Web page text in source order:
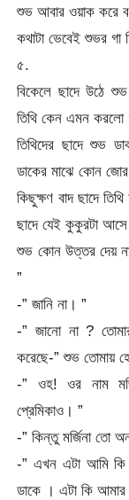
শুভ আবার ওয়াক করে
কথাটা ভেবেই শুভর গা
৫.
বিকেলে ছাদে উঠে
তিথি কেন এমন করলো
তিথিদের ছাদে শুভ
ডাকের মাঝে কোন
কিছুক্ষণ বাদ ছাদে
ছাদে যেই কুকুরটা
শুভ কোন উত্তর দেয়
”
-” জানি না। ”
-” জানো না ? তোমার
করেছে-” শুভ তোমায়
-” ওহ! ওর নাম
প্রেমিকাও। ”
-” কিন্তু মর্জিনা তো
-” এখন এটা আমি কি
ডাকে । এটা কি